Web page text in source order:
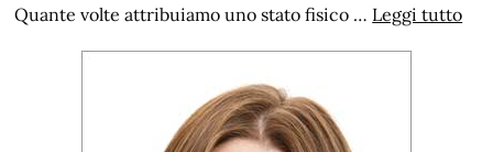
Quante volte attribuiamo uno stato fisico … Leggi tutto